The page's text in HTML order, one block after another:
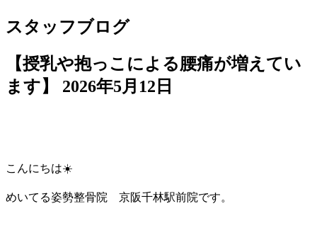
スタッフブログ
【授乳や抱っこによる腰痛が増えてい
ます】
2026年5月12日
こんにちは☀️
めいてる姿勢整骨院 京阪千林駅前院です。